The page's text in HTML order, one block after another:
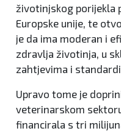
životinjskog porijekla
Europske unije, te
je da ima moderan i
zdravlja životinja, u
zahtjevima i
Upravo tome je
veterinarskom
financirala s tri